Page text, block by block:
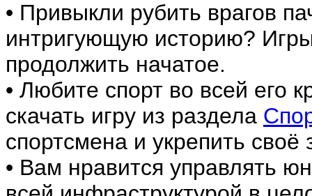
• Привыкли рубить врагов
интригующую историю?
продолжить начатое.
• Любите спорт во всей его
скачать игру из раздела
спортсмена и укрепить
• Вам нравится управлять